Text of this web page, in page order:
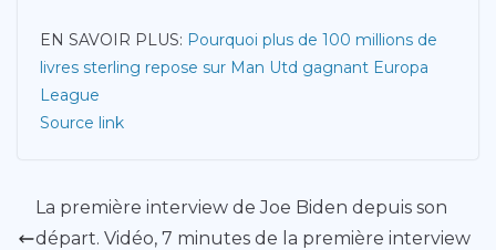
EN SAVOIR PLUS: Pourquoi plus de 100 millions de
livres sterling repose sur Man Utd gagnant Europa
League
Source link
La première interview de Joe Biden depuis son
départ. Vidéo, 7 minutes de la première interview